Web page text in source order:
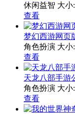
休闲益智 大小
查看
梦幻西游网页
角色扮演 大小
查看
天龙八部手游
角色扮演 大小
查看